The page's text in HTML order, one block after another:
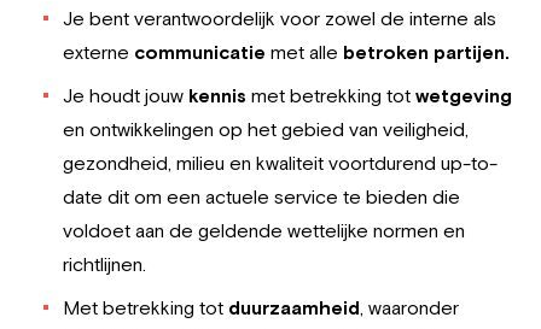
Je bent verantwoordelijk voor zowel de interne als
externe communicatie met alle betroken partijen.
Je houdt jouw kennis met betrekking tot wetgeving
en ontwikkelingen op het gebied van veiligheid,
gezondheid, milieu en kwaliteit voortdurend up-to-
date dit om een actuele service te bieden die
voldoet aan de geldende wettelijke normen en
richtlijnen.
Met betrekking tot duurzaamheid, waaronder